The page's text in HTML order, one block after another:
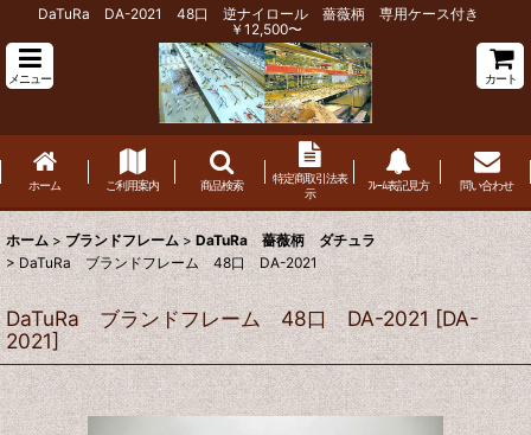
DaTuRa DA-2021 48口 逆ナイロール 薔薇柄 専用ケース付き
￥12,500〜
メニュー カート
ホーム ご利用案内 商品検索
特定商取引法表
示
ﾌﾚｰﾑ表記見方 問い合わせ
ホーム > ブランドフレーム > DaTuRa 薔薇柄 ダチュラ
> DaTuRa ブランドフレーム 48口 DA-2021
DaTuRa ブランドフレーム 48口 DA-2021 [DA-
2021]